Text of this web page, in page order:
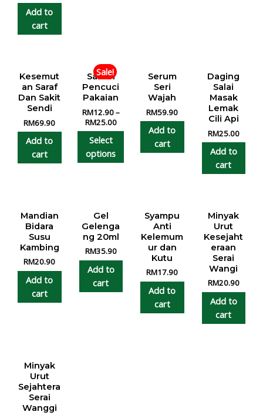
Add to
cart
Kesemut
an Saraf
Dan Sakit
Sendi
RM69.90
Add to
cart
Sale!
Sabun
Pencuci
Pakaian
RM12.90–
RM25.00
Select
options
Serum
Seri
Wajah
RM59.90
Add to
cart
Daging
Salai
Masak
Lemak
Cili Api
RM25.00
Add to
cart
Mandian
Bidara
Susu
Kambing
RM20.90
Add to
cart
Gel
Gelenga
ng 20ml
RM35.90
Add to
cart
Syampu
Anti
Kelemum
ur dan
Kutu
RM17.90
Add to
cart
Minyak
Urut
Kesejaht
eraan
Serai
Wangi
RM20.90
Add to
cart
Minyak
Urut
Sejahtera
Serai
Wanggi